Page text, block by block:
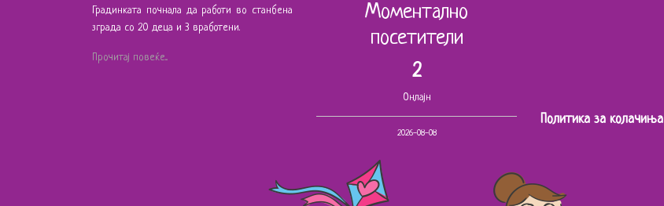
Градинката почнала да работи во станбена
зграда со 20 деца и 3 вработени.
Прочитај повеќе...
Моментално
посетители
2
Онлајн
2026-08-08
Политика за колачиња